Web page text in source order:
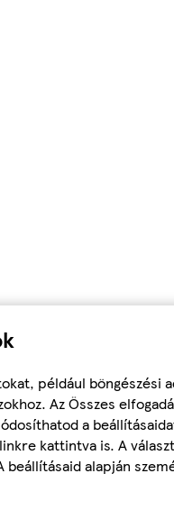
például böngészési
Az Összes
a
linkre kattintva is. A
alapján